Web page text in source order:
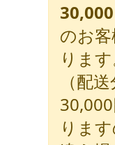
のお
ります
（配
りま